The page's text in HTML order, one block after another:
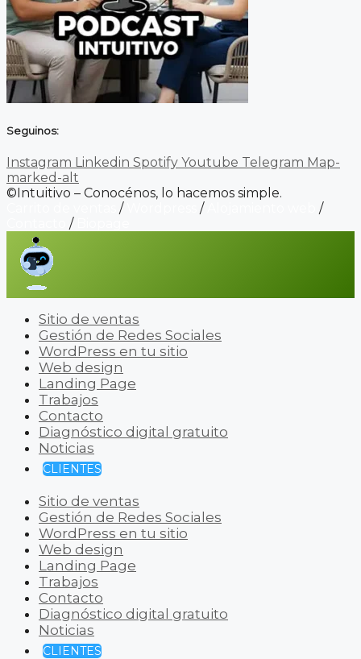
Seguinos:
Instagram Linkedin Spotify Youtube Telegram Map-
marked-alt
©Intuitivo – Conocénos, lo hacemos simple.
/ /
/
/
Sitio de ventas
Gestión de Redes Sociales
WordPress en tu sitio
Web design
Landing Page
Trabajos
Contacto
Diagnóstico digital gratuito
Noticias
CLIENTES
Sitio de ventas
Gestión de Redes Sociales
WordPress en tu sitio
Web design
Landing Page
Trabajos
Contacto
Diagnóstico digital gratuito
Noticias
CLIENTES